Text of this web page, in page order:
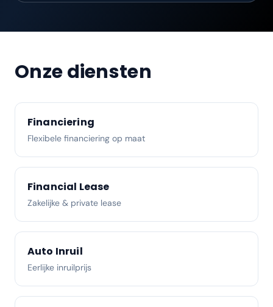
Onze diensten
Financiering
Flexibele financiering op maat
Financial Lease
Zakelijke & private lease
Auto Inruil
Eerlijke inruilprijs